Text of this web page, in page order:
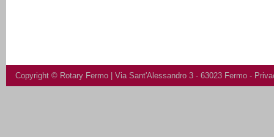
Copyright © Rotary Fermo | Via Sant'Alessandro 3 - 63023 Fermo -